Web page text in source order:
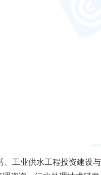
工业供水工程投资建设